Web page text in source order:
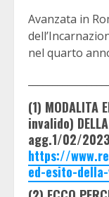
Avanzata in
nel quarto
(1) MODALITA
invalido)
agg.1/02/
https://
ed-esito-